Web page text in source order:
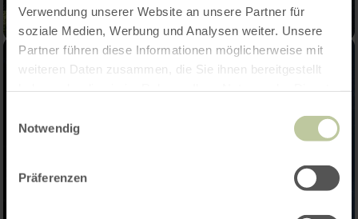
Verwendung unserer Website an unsere Partner für
soziale Medien, Werbung und Analysen weiter. Unsere
Partner führen diese Informationen möglicherweise mit
weiteren Daten zusammen, die Sie ihnen bereitgestellt
Notwendig
Präferenzen